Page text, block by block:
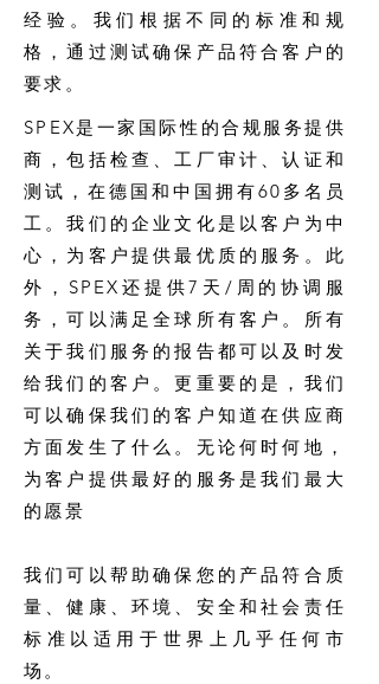
经验。我们根据不同的标准和规
格，通过测试确保产品符合客户的
要求。
SPEX是一家国际性的合规服务提供
商，包括检查、工厂审计、认证和
测试，在德国和中国拥有60多名员
工。我们的企业文化是以客户为中
心，为客户提供最优质的服务。此
外，SPEX还提供7天/周的协调服
务，可以满足全球所有客户。所有
关于我们服务的报告都可以及时发
给我们的客户。更重要的是，我们
可以确保我们的客户知道在供应商
方面发生了什么。无论何时何地，
为客户提供最好的服务是我们最大
的愿景
我们可以帮助确保您的产品符合质
量、健康、环境、安全和社会责任
标准以适用于世界上几乎任何市
场。